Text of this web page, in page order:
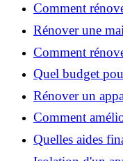
Comment
coûts et conseils ?
Rénover une
étapes, budget et
Comment
?
Quel budget
2026 ?
Rénover un
conseils
Comment
appartement ?
Quelles aides
rénover votre